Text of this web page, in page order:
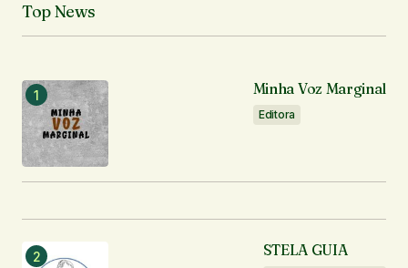
Top News
Minha Voz Marginal
Editora
STELA GUIA